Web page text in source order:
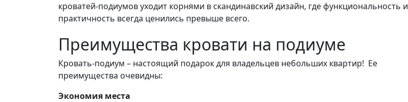
кроватей-подиумов уходит корнями в скандинавский дизайн, где функциональность и
практичность всегда ценились превыше всего.
Преимущества кровати на подиуме
Кровать-подиум – настоящий подарок для владельцев небольших квартир! Ее
преимущества очевидны:
Экономия места